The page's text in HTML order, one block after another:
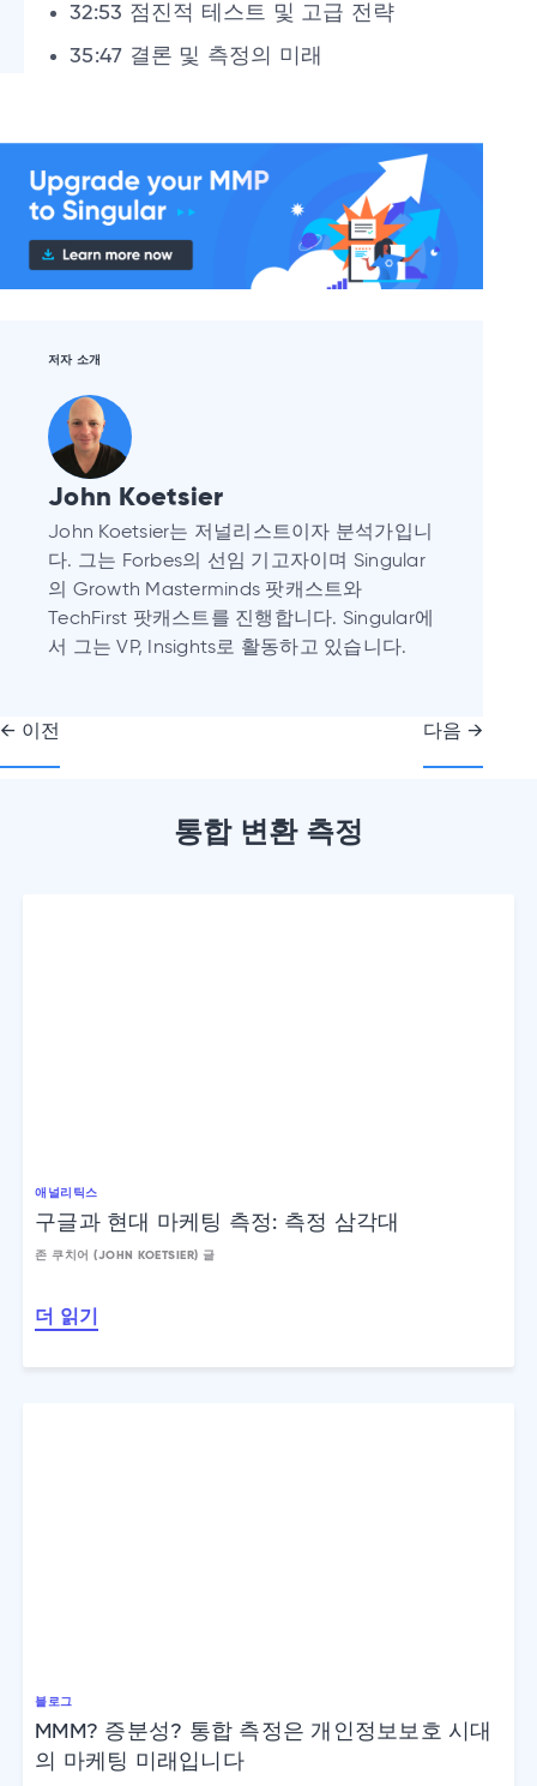
32:53 점진적 테스트 및 고급 전략
35:47 결론 및 측정의 미래
저자 소개
John Koetsier
John Koetsier는 저널리스트이자 분석가입니
다. 그는 Forbes의 선임 기고자이며 Singular
의 Growth Masterminds 팟캐스트와
TechFirst 팟캐스트를 진행합니다. Singular에
서 그는 VP, Insights로 활동하고 있습니다.
글
← 이전 다음 →
통합 변환 측정
애널리틱스
구글과 현대 마케팅 측정: 측정 삼각대
존 쿠치어 (JOHN KOETSIER) 글
더 읽기
블로그
MMM? 증분성? 통합 측정은 개인정보보호 시대
의 마케팅 미래입니다